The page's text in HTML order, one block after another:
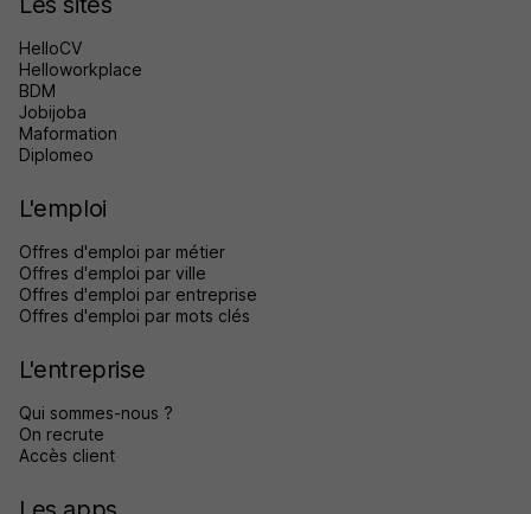
HelloCV
Helloworkplace
BDM
Jobijoba
Maformation
Diplomeo
L'emploi
Offres d'emploi par métier
Offres d'emploi par ville
Offres d'emploi par entreprise
Offres d'emploi par mots clés
L'entreprise
Qui sommes-nous ?
On recrute
Accès client